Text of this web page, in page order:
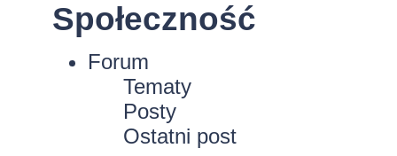
Społeczność
Forum
Tematy
Posty
Ostatni post